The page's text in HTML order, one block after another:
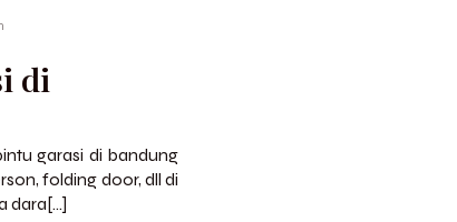
di
garasi di bandung
folding door, dll di
dara[…]